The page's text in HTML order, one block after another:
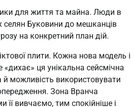
для життя та майна. Люди в
селян Буковини до мешканців
на конкретний план дій.
плити. Кожна нова модель і
ця унікальна сейсмічна
можливість використовувати
Зона Вранча
вивчаємо, тим спокійніше і